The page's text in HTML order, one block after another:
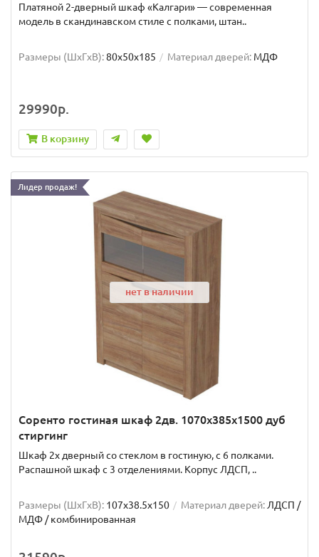
Платяной 2-дверный шкаф «Калгари» — современная
модель в скандинавском стиле с полками, штан..
Размеры (ШxГxВ):80x50x185 Материал дверей: МДФ
29990р.
В корзину
Лидер продаж!
нет в наличии
Соренто гостиная шкаф 2дв. 1070x385x1500 дуб
стиргинг
Шкаф 2х дверный со стеклом в гостиную, с 6 полками.
Распашной шкаф с 3 отделениями. Корпус ЛДСП, ..
Размеры (ШxГxВ): 107x38.5x150 Материал дверей: ЛДСП /
МДФ / комбинированная